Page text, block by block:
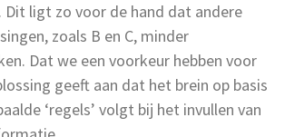
Dit ligt zo voor de hand dat andere
zoals B en C, minder
Dat we een voorkeur hebben voor
geeft aan dat het brein op basis
‘regels’ volgt bij het invullen van